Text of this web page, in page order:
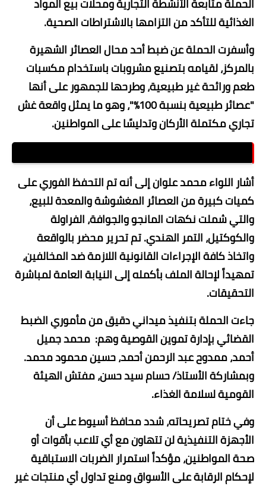
بالتعاون مع الهيئة القومية لسلامة الغذاء. واستهدفت
الحملة متابعة الأنشطة التجارية ومحلات بيع المواد
الغذائية للتأكد من التزامها بالاشتراطات الصحية.
​وأسفرت الحملة عن ضبط أحد محال العصائر الشهيرة
بالمركز، لقيامه بتصنيع مشروبات باستخدام مكسبات
طعم ورائحة غير طبيعية، وطرحها للجمهور على أنها
"عصائر طبيعية بنسبة 100%"، وهو ما يمثل واقعة غش
تجاري مكتملة الأركان وتدليسًا على المواطنين.
​أشار اللواء محمد علوان إلى أنه تم التحفظ الفوري على
كميات كبيرة من العصائر المغشوشة والمعدة للبيع،
والتي شملت نكهات ​المانجو والجوافة، ​الفراولة
والكوكتيل، ​التمر الهندي.​ تم تحرير محضر بالواقعة
واتخاذ كافة الإجراءات القانونية اللازمة ضد المخالفين،
تمهيداً لإحالة الملف بأكمله إلى النيابة العامة لمباشرة
التحقيقات.
​جاءت الحملة بتنفيذ ميداني دقيق من مأموري الضبط
القضائي بإدارة تموين القوصية وهم: محمد جميل
أحمد، ممدوح عبد الرحمن أحمد، حسين محمود محمد.
وبمشاركة الأستاذ/ حسام سيد حسن، مفتش الهيئة
القومية لسلامة الغذاء.
​وفي ختام تصريحاته، شدد محافظ أسيوط على أن
الأجهزة التنفيذية لن تتهاون مع أي تلاعب بأقوات أو